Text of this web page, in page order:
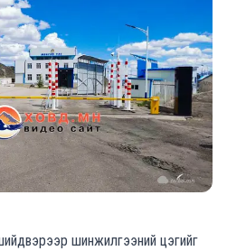
шинжилгээний цэгийг